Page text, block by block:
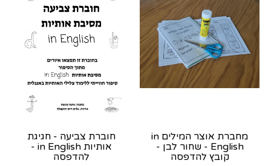
מחברת אוצר המילים in
English - שחור לבן -
קובץ להדפסה
חוברת צביעה - חגיגת
אותיות in English -
להדפסה